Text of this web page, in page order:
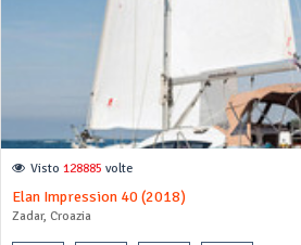
Visto 128885 volte
Elan Impression 40 (2018)
Zadar, Croazia